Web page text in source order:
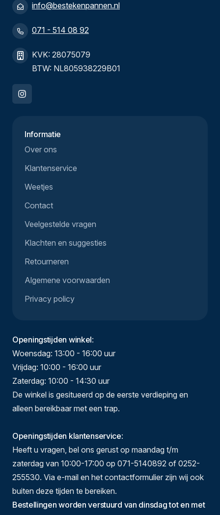
info@bestekenpannen.nl
071 - 514 08 92
KVK: 28075079
BTW: NL805938229B01
Informatie
Over ons
Klantenservice
Weetjes
Contact
Veelgestelde vragen
Klachten en suggesties
Retourneren
Algemene voorwaarden
Privacy policy
Openingstijden winkel:
Woensdag: 13:00 - 16:00 uur
Vrijdag: 10:00 - 16:00 uur
Zaterdag: 10:00 - 14:30 uur
De winkel is gesitueerd op de eerste verdieping en
alleen bereikbaar met een trap.
Openingstijden klantenservice:
Heeft u vragen, bel ons gerust op maandag t/m
zaterdag van 10:00-17:00 op 071-5140892 of 0252-
255530. Via e-mail en het contactformulier zijn wij ook
buiten deze tijden te bereiken.
Bestellingen worden verstuurd van dinsdag tot en met